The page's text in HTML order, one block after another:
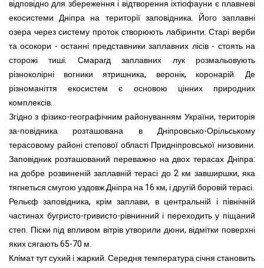
відповідно для збереження і відтворення іхтіофауни є плавневі
екосистеми Дніпра на території заповідника. Його заплавні
озера через систему проток створюють лабіринти. Старі верби
та осокори - останні представники заплавних лісів - стоять на
сторожі тиші. Смарагд заплавних лук розмальовують
різноколірні вогники ятришника, веронік, коронарій. Де
різноманіття екосистем є основою цінних природних
комплексів.
Згідно з фізико-географічним районуванням України, територія
за-повідника розташована в Дніпровсько-Орільському
терасовому районі степової області Придніпровської низовини.
Заповідник розташований переважно на двох терасах Дніпра:
на добре розвиненій заплавній терасі до 2 км завширшки, яка
тягнеться смугою уздовж Дніпра на 16 км, і другій боровій терасі.
Рельєф заповідника, крім заплави, в центральній і північній
частинах бугристо-гривисто-рівнинний і переходить у піщаний
степ. Піски під впливом вітрів утворили дюни, відмітки поверхні
яких сягають 65-70 м.
Клімат тут сухий і жаркий. Середня температура січня становить